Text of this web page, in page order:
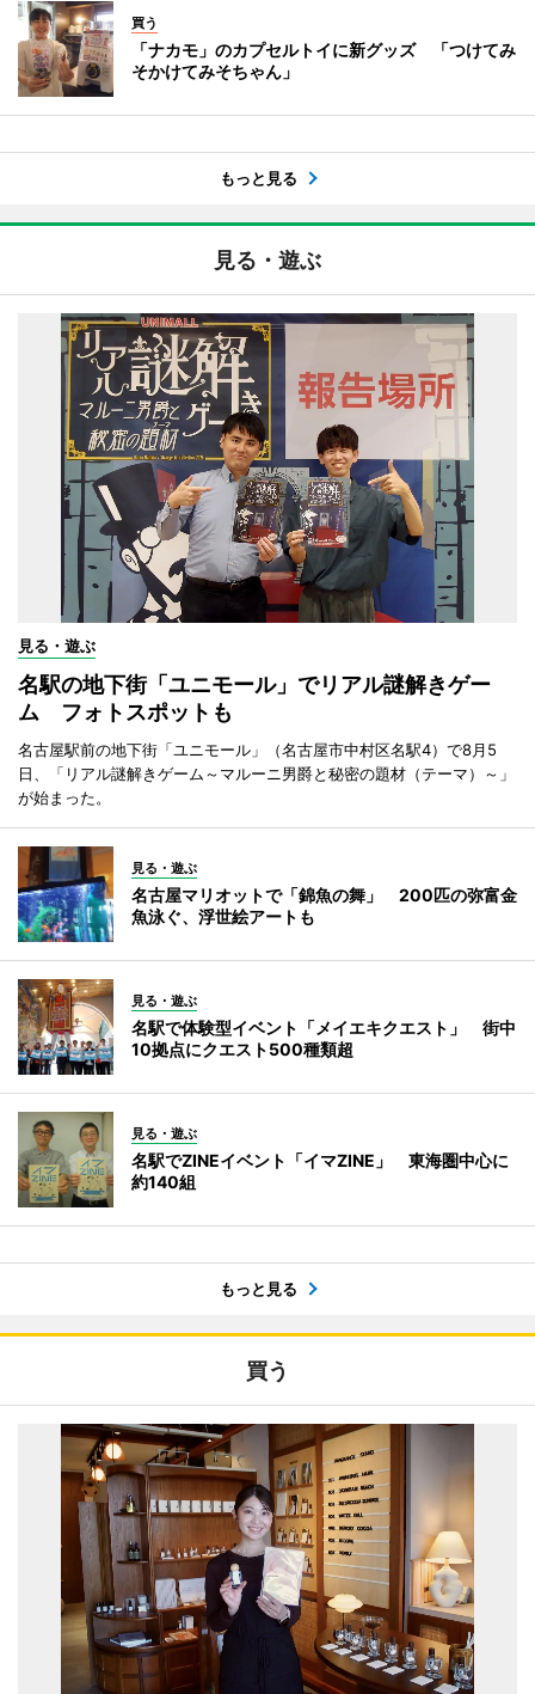
買う
「ナカモ」のカプセルトイに新グッズ 「つけてみ
そかけてみそちゃん」
もっと見る
見る・遊ぶ
見る・遊ぶ
名駅の地下街「ユニモール」でリアル謎解きゲー
ム フォトスポットも
名古屋駅前の地下街「ユニモール」（名古屋市中村区名駅4）で8月5
日、「リアル謎解きゲーム～マルーニ男爵と秘密の題材（テーマ）～」
が始まった。
見る・遊ぶ
名古屋マリオットで「錦魚の舞」 200匹の弥富金
魚泳ぐ、浮世絵アートも
見る・遊ぶ
名駅で体験型イベント「メイエキクエスト」 街中
10拠点にクエスト500種類超
見る・遊ぶ
名駅でZINEイベント「イマZINE」 東海圏中心に
約140組
もっと見る
買う